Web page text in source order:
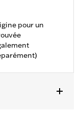
pour un